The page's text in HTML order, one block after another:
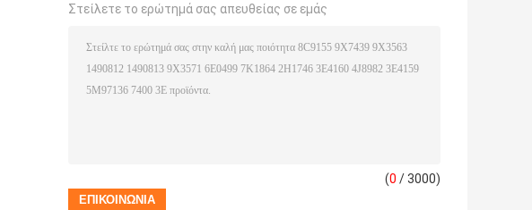
Στείλετε το ερώτημά σας απευθείας σε εμάς
(0 / 3000)